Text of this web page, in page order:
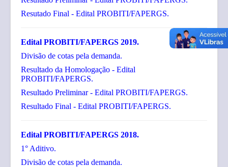
Resutado Final - Edital PROBITI/FAPERGS.
Edital PROBITI/FAPERGS 2019.
Divisão de cotas pela demanda.
Resultado da Homologação - Edital
PROBITI/FAPERGS.
Resultado Preliminar - Edital PROBITI/FAPERGS.
Resultado Final - Edital PROBITI/FAPERGS.
Edital PROBITI/FAPERGS 2018.
1° Aditivo.
Divisão de cotas pela demanda.